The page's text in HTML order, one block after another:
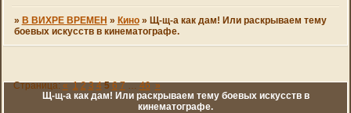
» В ВИХРЕ ВРЕМЕН » Кино » Щ-щ-а как дам! Или раскрываем тему
боевых искусств в кинематографе.
Щ-щ-а как дам! Или раскрываем тему боевых искусств в
кинематографе.
Страница:« 1 2 3 4 5 6 7 … 46 »